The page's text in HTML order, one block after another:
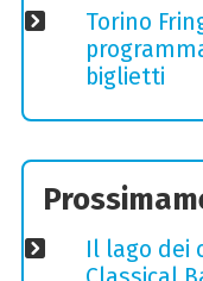
Torino
biglietti
Il lago dei